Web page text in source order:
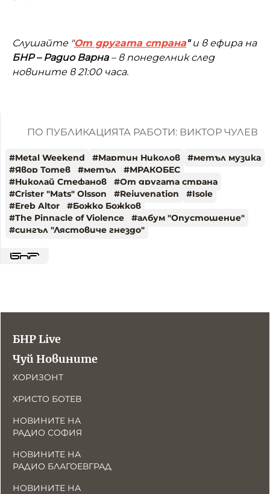
Слушайте "От другата страна"и в ефира на
БНР – Радио Варна– в понеделник след
новините в 21:00 часа.
ПО ПУБЛИКАЦИЯТА РАБОТИ: ВИКТОР ЧУЛЕВ
#Metal Weekend #Мартин Николов #метъл музика
#Явор Тотев #метъл #МРАКОБЕС
#Николай Стефанов #От другата страна
#Crister "Mats" Olsson #Rejuvenation #Isole
#Ereb Altor #Божко Божков
#The Pinnacle of Violence #албум "Опустошение"
#сингъл "Лястовиче гнездо"
БНР Live
Чуй Новините
ХОРИЗОНТ
ХРИСТО БОТЕВ
НОВИНИТЕ НА
РАДИО СОФИЯ
НОВИНИТЕ НА
РАДИО БЛАГОЕВГРАД
НОВИНИТЕ НА